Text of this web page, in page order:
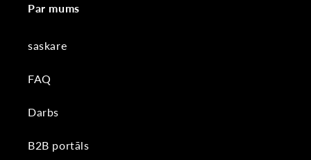
Par mums
saskare
FAQ
Darbs
B2B portāls